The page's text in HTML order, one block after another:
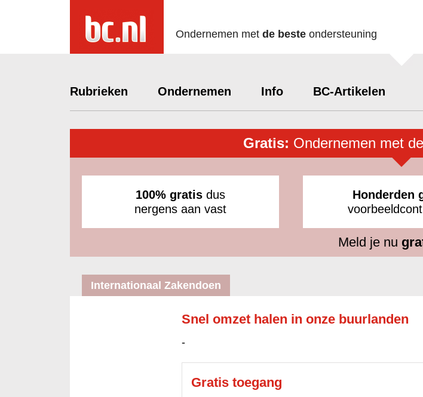
Ondernemen met de beste ondersteuning
Rubrieken Ondernemen Info BC-Artikelen
Gratis: Ondernemen met
100% gratis dus
nergens aan vast
Honderden
Meld je nu
Internationaal Zakendoen
Snel omzet halen in onze buurlanden
-
Gratis toegang